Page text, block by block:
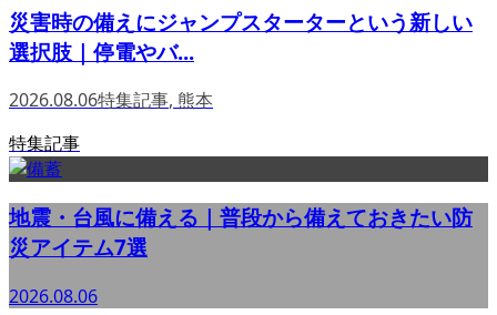
災害時の備えにジャンプスターターという新しい
選択肢｜停電やバ...
2026.08.06特集記事, 熊本
特集記事
地震・台風に備える｜普段から備えておきたい防
災アイテム7選
2026.08.06